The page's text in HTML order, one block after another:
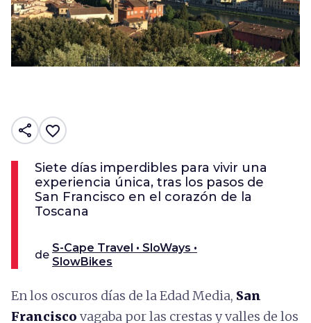
share favorite_border
Siete días imperdibles para vivir una
experiencia única, tras los pasos de
San Francisco en el corazón de la
Toscana
de
S-Cape Travel • SloWays •
SlowBikes
En los oscuros días de la Edad Media, San
Francisco vagaba por las crestas y valles de los